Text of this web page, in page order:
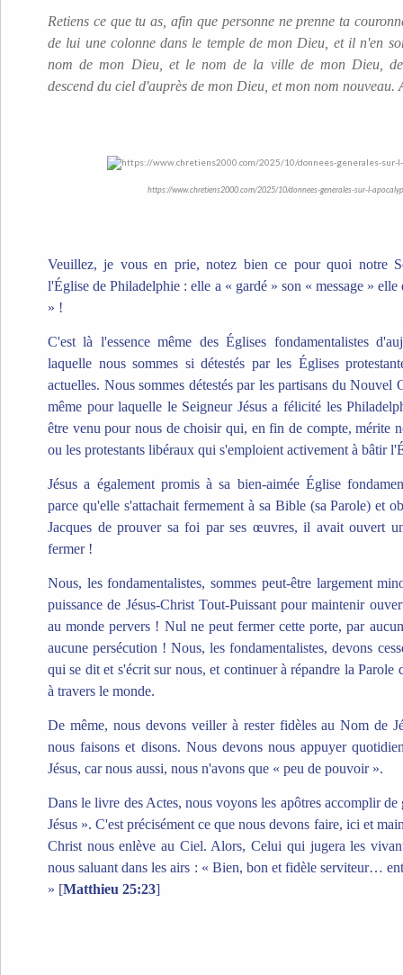
Retiens ce que tu as, afin que personne ne prenne ta
de lui une colonne dans le temple de mon Dieu, et il n'en
nom de mon Dieu, et le nom de la ville de mon Dieu,
descend du ciel d'auprès de mon Dieu, et mon nom nouveau.
https://www.chretiens2000.com/2025/10/donnees-generales-sur-l-
Veuillez, je vous en prie, notez bien ce pour quoi notre
l'Église de Philadelphie : elle a « gardé » son « message » elle
» !
C'est là l'essence même des Églises fondamentalistes
laquelle nous sommes si détestés par les Églises
actuelles. Nous sommes détestés par les partisans du
même pour laquelle le Seigneur Jésus a félicité les
être venu pour nous de choisir qui, en fin de compte, mérite
ou les protestants libéraux qui s'emploient activement à bâtir
Jésus a également promis à sa bien-aimée Église
parce qu'elle s'attachait fermement à sa Bible (sa Parole) et
Jacques de prouver sa foi par ses œuvres, il avait ouvert
fermer !
Nous, les fondamentalistes, sommes peut-être largement
puissance de Jésus-Christ Tout-Puissant pour maintenir
au monde pervers ! Nul ne peut fermer cette porte, par
aucune persécution ! Nous, les fondamentalistes, devons
qui se dit et s'écrit sur nous, et continuer à répandre la Parole
à travers le monde.
De même, nous devons veiller à rester fidèles au Nom de
nous faisons et disons. Nous devons nous appuyer
Jésus, car nous aussi, nous n'avons que « peu de pouvoir ».
Dans le livre des Actes, nous voyons les apôtres accomplir de
Jésus ». C'est précisément ce que nous devons faire, ici et
Christ nous enlève au Ciel. Alors, Celui qui jugera les
nous saluant dans les airs : « Bien, bon et fidèle serviteur…
» [Matthieu 25:23]